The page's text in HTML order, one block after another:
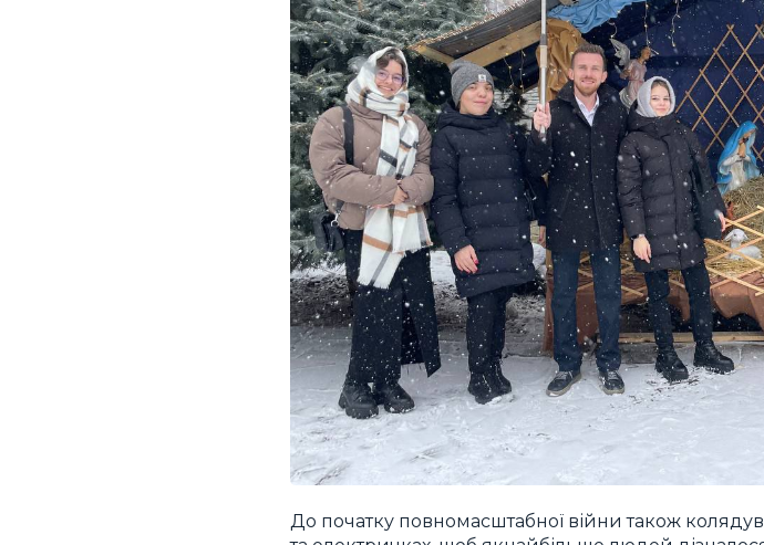
До початку повномасштабної війни також